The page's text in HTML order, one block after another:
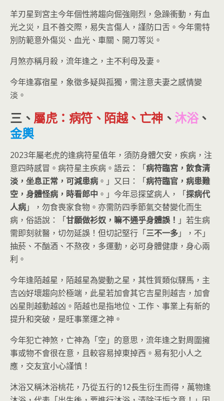
羊刃星到宮主今年個性將趨向倔強剛烈，急躁衝動，有血
光之災，且不善交際，易失言傷人，謹防口舌。今年需特
別防範意外傷災、血光、車關、開刀等災。
月煞亦稱月殺，流年逢之，主不利母及妻。
今年逢寡宿星，象徵多疑與孤獨，需注意夫妻之感情變
淡。
三、屬虎：病符、陌越、亡神、沐浴、
金輿
2023年屬老虎的逢病符星值年，須防身體欠安，疾病，注
意四時感冒。病符星主疾病。語云：「病符臨宮，飲食清
淡，坐息正常，可減患病 。」又曰：「病符臨官，病患難
空，身體怪病，時看郎中 。」今年忌探望病人，「探病代
人病」，勿食喪家食物。亦需防四季節氣交替變化而生
病，俗語說：「甘願做衫奴，嘛不通乎身體誤！ 」若生病
需即刻就醫，切勿延誤！但切記堅行「三不一多」，不」
抽菸、不酗酒、不熬夜，多運動，必可身體健康，身心兩
利。
今年逢陌越星，陌越星為變動之星，其性質類似驛馬，主
吉凶好壞趨向於極端，此星若加會其它吉星則越吉，加會
凶星則越動越凶。陌越也是指地位、工作、事業上有新的
提升和突破，是旺事業運之神。
今年犯亡神煞，亡神為「空」的意思，流年逢之對周圍擁
事或物不會很在意，且較容易掉東掉西。易有犯小人之
應，交友宜小心謹慎！
沐浴又稱沐浴桃花，乃從五行的12長生衍生而得，萬物逢